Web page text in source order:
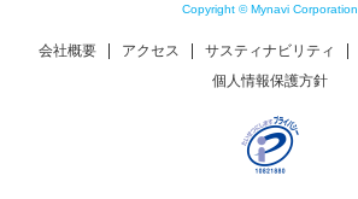
Copyright © Mynavi Corporation
会社概要 アクセス サスティナビリティ
個人情報保護方針